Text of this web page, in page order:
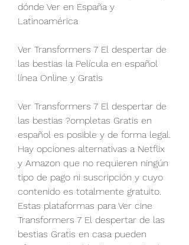
dónde Ver en España y
Latinoamérica
Ver Transformers 7 El despertar de
las bestias la Película en español
línea Online y Gratis
Ver Transformers 7 El despertar de
las bestias ?ompletas Gratis en
español es posible y de forma legal.
Hay opciones alternativas a Netflix
y Amazon que no requieren ningún
tipo de pago ni suscripción y cuyo
contenido es totalmente gratuito.
Estas plataformas para Ver cine
Transformers 7 El despertar de las
bestias Gratis en casa pueden